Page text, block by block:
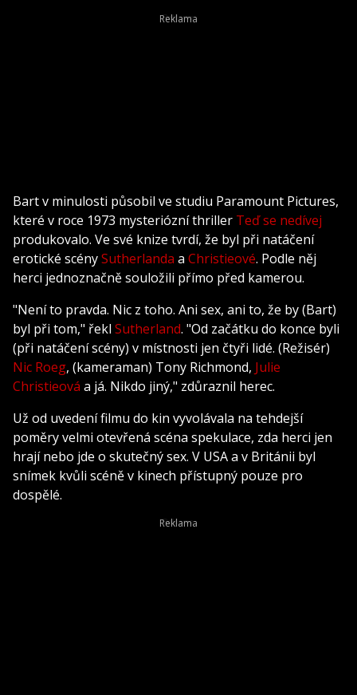
Bart v minulosti působil ve studiu Paramount Pictures,
které v roce 1973 mysteriózní thriller Teď se nedívej
produkovalo. Ve své knize tvrdí, že byl při natáčení
erotické scénySutherlanda a Christieové. Podle něj
herci jednoznačně souložili přímo před kamerou.
"Není to pravda. Nic z toho. Ani sex, ani to, že by (Bart)
byl při tom," řekl Sutherland. "Od začátku do konce byli
(při natáčení scény) v místnosti jen čtyři lidé. (Režisér)
Nic Roeg, (kameraman) Tony Richmond, Julie
Christieová a já. Nikdo jiný," zdůraznil herec.
Už od uvedení filmu do kin vyvolávala na tehdejší
poměry velmi otevřená scéna spekulace, zda herci jen
hrají nebo jde o skutečný sex. V USA a v Británii byl
snímek kvůli scéně v kinech přístupný pouze pro
dospělé.